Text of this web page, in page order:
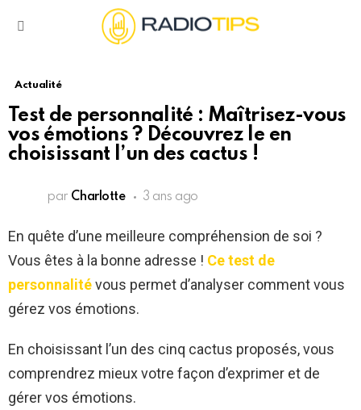
Actualité
Test de personnalité : Maîtrisez-vous
vos émotions ? Découvrez le en
choisissant l’un des cactus !
par Charlotte 3 ans ago
En quête d’une meilleure compréhension de soi ?
Vous êtes à la bonne adresse ! Ce test de
personnalitévous permet d’analyser comment vous
gérez vos émotions.
En choisissant l’un des cinq cactus proposés, vous
comprendrez mieux votre façon d’exprimer et de
gérer vos émotions.